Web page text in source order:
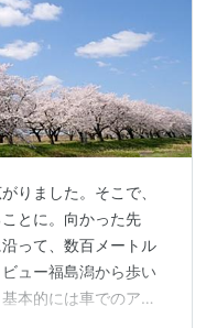
りました。そこで、
とに。向かった先
って、数百メートル
ュー福島潟から歩い
本的には車でのアク